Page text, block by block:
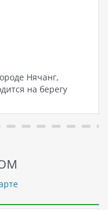
Нячанг,
на берегу